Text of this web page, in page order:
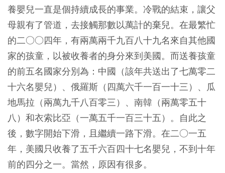
養嬰兒一直是個持續成長的事業。冷戰的結束，讓父
母親有了管道，去接觸那數以萬計的棄兒。在最繁忙
的二○○四年，有兩萬兩千九百八十九名來自其他國
家的孩童，以被收養者的身分來到美國。而送養孩童
的前五名國家分別為：中國（該年共送出了七萬零二
十六名嬰兒）、俄羅斯（四萬六千一百一十三）、瓜
地馬拉（兩萬九千八百零三）、南韓（兩萬零五十
八）和衣索比亞（一萬五千一百三十五）。自此之
後，數字開始下滑，且繼續一路下滑。在二○一五
年，美國只收養了五千六百四十七名嬰兒，不到十年
前的四分之一。當然，原因有很多。